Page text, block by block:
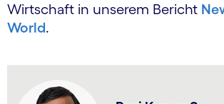
Wirtschaft in unserem Bericht
World.